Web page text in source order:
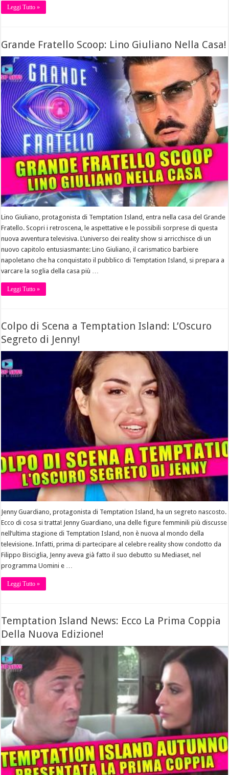
Leggi Tutto »
Grande Fratello Scoop: Lino Giuliano Nella Casa!
Lino Giuliano, protagonista di Temptation Island, entra nella casa del Grande
Fratello. Scopri i retroscena, le aspettative e le possibili sorprese di questa
nuova avventura televisiva. L’universo dei reality show si arricchisce di un
nuovo capitolo entusiasmante: Lino Giuliano, il carismatico barbiere
napoletano che ha conquistato il pubblico di Temptation Island, si prepara a
varcare la soglia della casa più …
Leggi Tutto »
Colpo di Scena a Temptation Island: L’Oscuro
Segreto di Jenny!
Jenny Guardiano, protagonista di Temptation Island, ha un segreto nascosto.
Ecco di cosa si tratta! Jenny Guardiano, una delle figure femminili più discusse
nell’ultima stagione di Temptation Island, non è nuova al mondo della
televisione. Infatti, prima di partecipare al celebre reality show condotto da
Filippo Bisciglia, Jenny aveva già fatto il suo debutto su Mediaset, nel
programma Uomini e …
Leggi Tutto »
Temptation Island News: Ecco La Prima Coppia
Della Nuova Edizione!